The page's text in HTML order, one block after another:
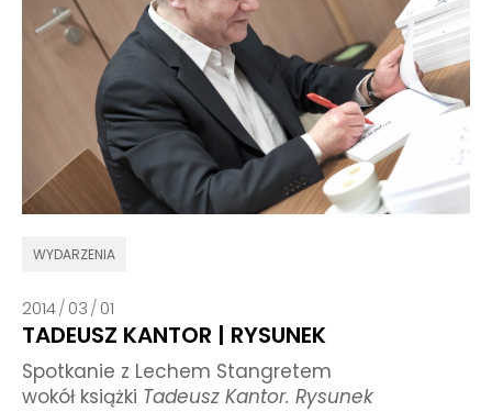
WYDARZENIA
2014/03/01
TADEUSZ KANTOR | RYSUNEK
Spotkanie z Lechem Stangretem
wokół książki Tadeusz Kantor. Rysunek